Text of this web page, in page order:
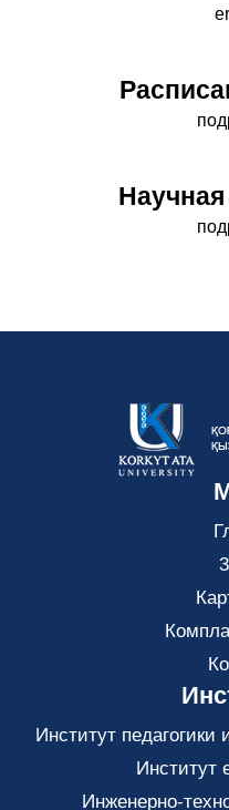
Институт педагогики
Институт
Инженерно-